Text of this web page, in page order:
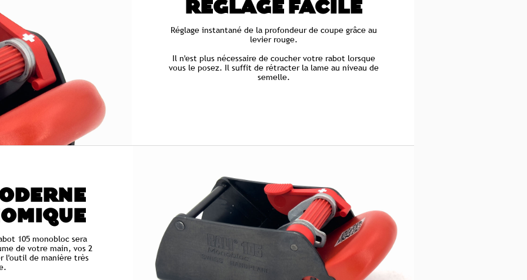
RÉGLAGE FACILE
Réglage instantané de la profondeur de coupe grâce au
levier rouge.
Il n'est plus nécessaire de coucher votre rabot lorsque
vous le posez. Il suffit de rétracter la lame au niveau de
semelle.
105 monobloc sera
de votre main, vos 2
l'outil de manière très